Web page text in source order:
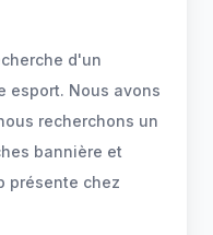
d'un
esport. Nous avons
recherchons un
bannière et
présente chez